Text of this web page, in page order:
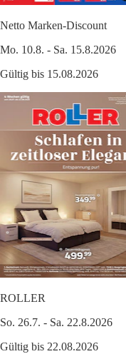
Netto Marken-Discount
Mo. 10.8. - Sa. 15.8.2026
Gültig bis 15.08.2026
ROLLER
So. 26.7. - Sa. 22.8.2026
Gültig bis 22.08.2026